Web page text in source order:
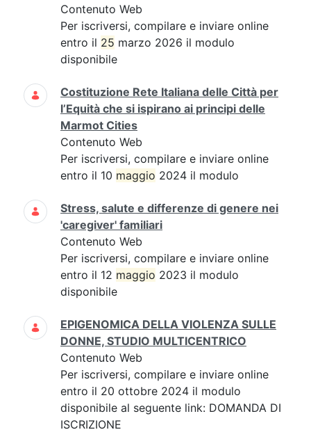
Contenuto Web
Per iscriversi, compilare e inviare online
entro il 25 marzo 2026 il modulo
disponibile
Costituzione Rete Italiana delle Città per
l’Equità che si ispirano ai principi delle
Marmot Cities
Contenuto Web
Per iscriversi, compilare e inviare online
entro il 10 maggio 2024 il modulo
Stress, salute e differenze di genere nei
'caregiver' familiari
Contenuto Web
Per iscriversi, compilare e inviare online
entro il 12 maggio 2023 il modulo
disponibile
EPIGENOMICA DELLA VIOLENZA SULLE
DONNE, STUDIO MULTICENTRICO
Contenuto Web
Per iscriversi, compilare e inviare online
entro il 20 ottobre 2024 il modulo
disponibile al seguente link: DOMANDA DI
ISCRIZIONE